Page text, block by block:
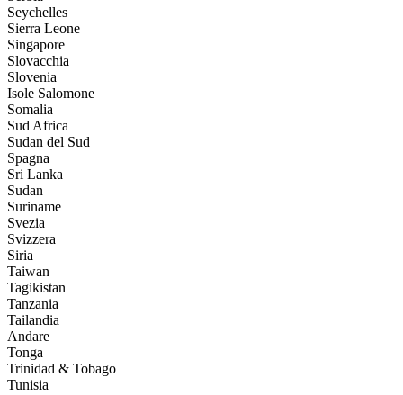
Seychelles
Sierra Leone
Singapore
Slovacchia
Slovenia
Isole Salomone
Somalia
Sud Africa
Sudan del Sud
Spagna
Sri Lanka
Sudan
Suriname
Svezia
Svizzera
Siria
Taiwan
Tagikistan
Tanzania
Tailandia
Andare
Tonga
Trinidad & Tobago
Tunisia